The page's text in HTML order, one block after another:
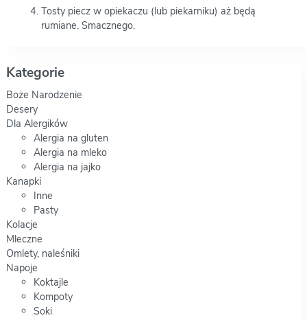
Tosty piecz w opiekaczu (lub piekarniku) aż będą
rumiane. Smacznego.
Kategorie
Boże Narodzenie
Desery
Dla Alergików
Alergia na gluten
Alergia na mleko
Alergia na jajko
Kanapki
Inne
Pasty
Kolacje
Mleczne
Omlety, naleśniki
Napoje
Koktajle
Kompoty
Soki